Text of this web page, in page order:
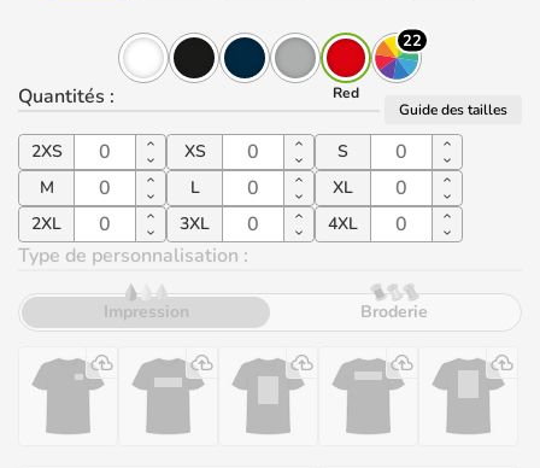
Red
22
Quantités : Guide des tailles
2XS XS
S
M
L
XL
2XL
3XL 4XL
Type de personnalisation :
Impression Broderie